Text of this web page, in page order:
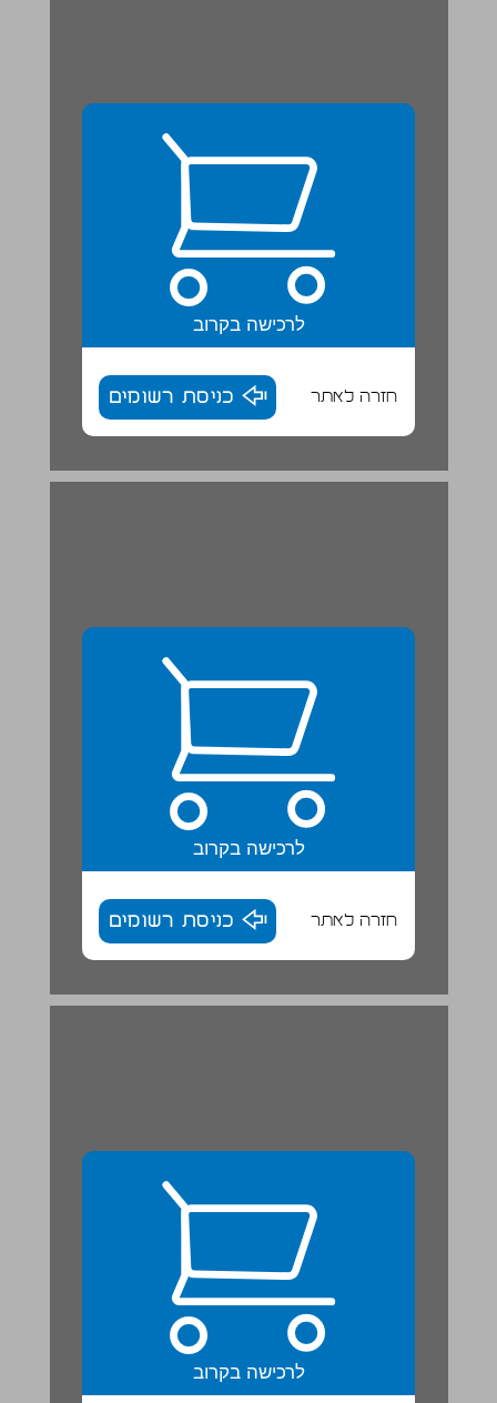
לרכישה בקרוב
חזרה לאתר כניסת רשומים
ב. פּוֹתְרִים תַרְגִילִים ... 21
לרכישה בקרוב
חזרה לאתר כניסת רשומים
לרכישה בקרוב